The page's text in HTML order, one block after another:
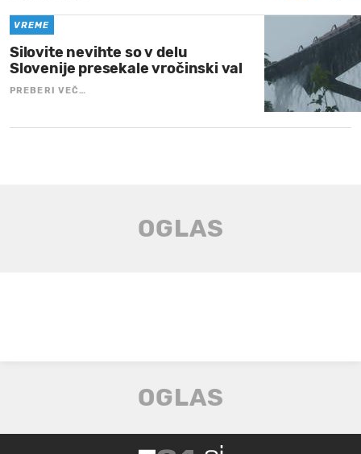
VREME
Silovite nevihte so v delu
Slovenije presekale vročinski val
PREBERI VEČ…